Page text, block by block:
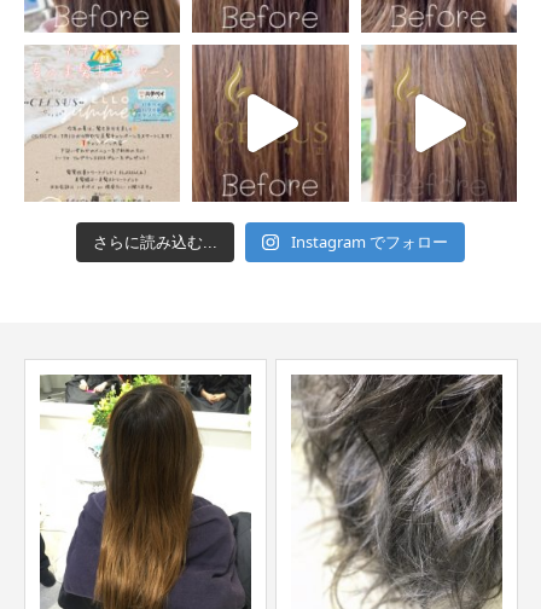
さらに読み込む... Instagram でフォロー